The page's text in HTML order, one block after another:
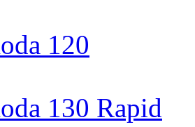
120
130 Rapid